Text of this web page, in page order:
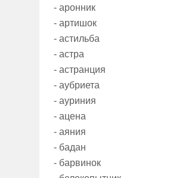
- аронник
- артишок
- астильба
- астра
- астранция
- аубриета
- ауриния
- ацена
- аяния
- бадан
- барвинок